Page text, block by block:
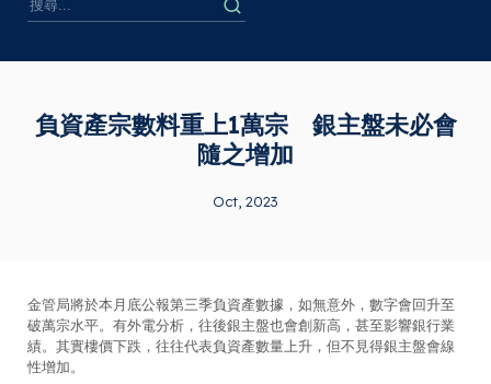
負資產宗數料重上1萬宗 銀主盤未必會
隨之增加
Oct, 2023
金管局將於本月底公報第三季負資產數據，如無意外，數字會回升至
破萬宗水平。有外電分析，往後銀主盤也會創新高，甚至影響銀行業
績。其實樓價下跌，往往代表負資產數量上升，但不見得銀主盤會線
性增加。